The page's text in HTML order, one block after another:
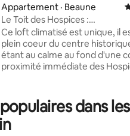
de 4,97 sur 5, 422
Appartement · Beaune
Le Toit des Hospices :
HyperCentre/Vue/Clim
Ce loft climatisé est unique, il est situé en
plein coeur du centre
étant au calme au fond d'une
proximité immédiate des
Hospices. Nous l'avons
rénové et décoré avec des
nobles de qualité. Plafond
dans